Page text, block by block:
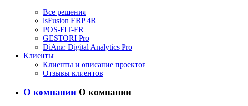
Все решения
lsFusion ERP 4R
POS-FIT-FR
GESTORI Pro
DiAna: Digital Analytics Pro
Клиенты
Клиенты и описание проектов
Отзывы клиентов
О компании О компании